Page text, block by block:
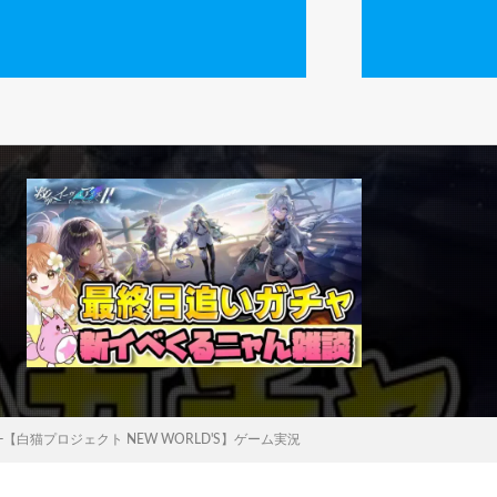
白猫プロジェクト NEW WORLD'S】ゲーム実況